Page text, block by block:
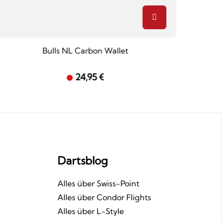
Bulls NL Carbon Wallet
24,95 €
Dartsblog
Alles über Swiss-Point
Alles über Condor Flights
Alles über L-Style